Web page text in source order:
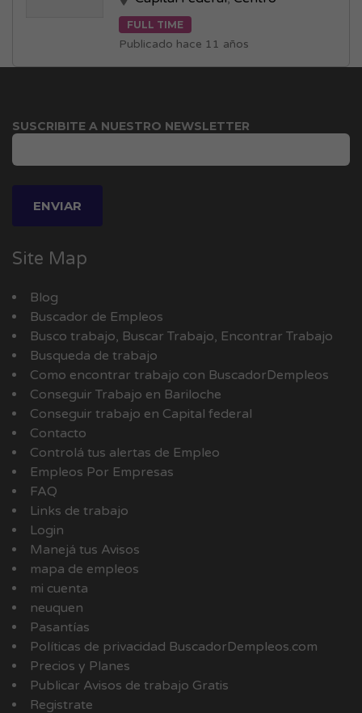
FULL TIME
Publicado hace 11 años
SUSCRIBITE A NUESTRO NEWSLETTER
Site Map
Blog
Buscador de Empleos
Busco trabajo, Buscar Trabajo, Encontrar Trabajo
Busqueda de trabajo
Como encontrar trabajo con BuscadorDempleos
Conseguir Trabajo en Bariloche
Conseguir trabajo en Capital federal
Contacto
Controlá tus alertas de Empleo
Empleos Por Empresas
FAQ
Links de trabajo
Login
Manejá tus Avisos
mapa de empleos
mi cuenta
neuquen
Pasantías
Políticas de privacidad BuscadorDempleos.com
Precios y Planes
Publicar Avisos de trabajo Gratis
Registrate